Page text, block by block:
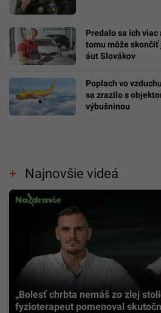
Predalo sa ich
tomu môže
áut Slovákov
Poplach vo
sa zrazilo s
výbušninou
Najnovšie videá
„Bolesť chrbta nemáš zo zlej
fyzioterapeut pomenoval